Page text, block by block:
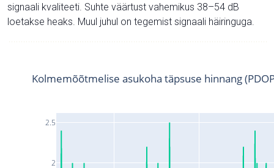
signaali kvaliteeti. Suhte väärtust vahemikus 38–54 dB
loetakse heaks. Muul juhul on tegemist signaali häiringuga.
2
2.5
Kolmemõõtmelise asukoha täpsuse hinnang